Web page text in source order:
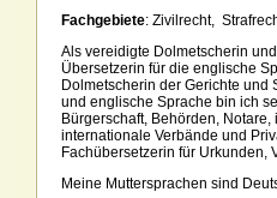
Fachgebiete: Zivilrecht,
Als vereidigte Dolmetscherin
Übersetzerin für die englische
Dolmetscherin der Gerichte
und englische Sprache bin ich
Bürgerschaft, Behörden,
internationale Verbände und
Fachübersetzerin für Urkunden,
Meine Muttersprachen sind